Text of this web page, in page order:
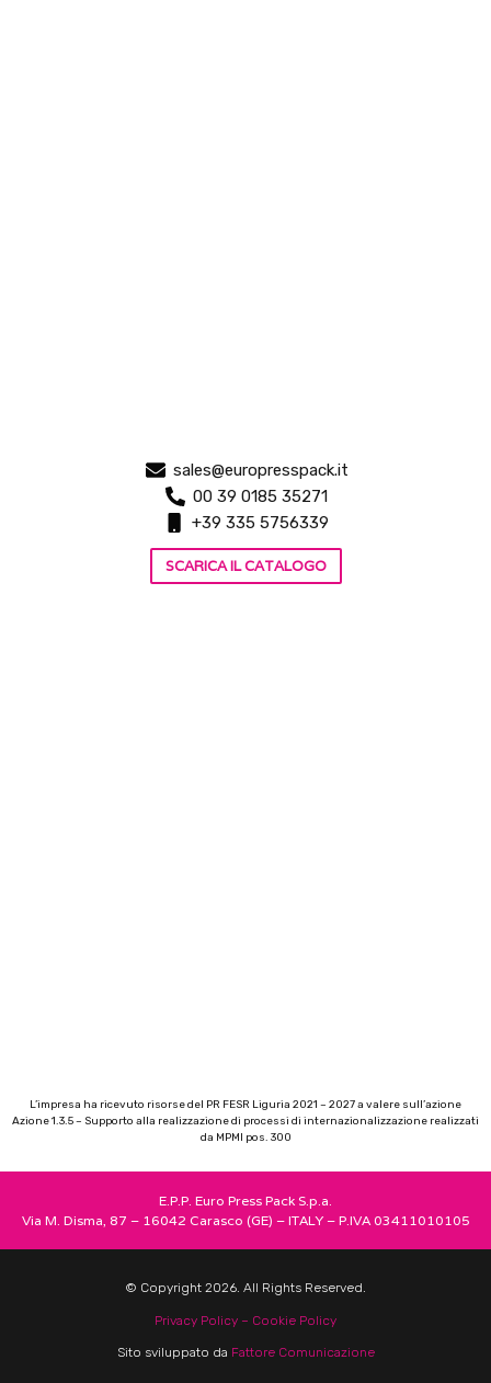
sales@europresspack.it
00 39 0185 35271
+39 335 5756339
SCARICA IL CATALOGO
L’impresa ha ricevuto risorse del PR FESR Liguria 2021 – 2027 a valere sull’azione
Azione 1.3.5 – Supporto alla realizzazione di processi di internazionalizzazione realizzati
da MPMI pos. 300
E.P.P. Euro Press Pack S.p.a.
Via M. Disma, 87 – 16042 Carasco (GE) – ITALY – P.IVA 03411010105
© Copyright 2026. All Rights Reserved.
Privacy Policy – Cookie Policy
Sito sviluppato da Fattore Comunicazione